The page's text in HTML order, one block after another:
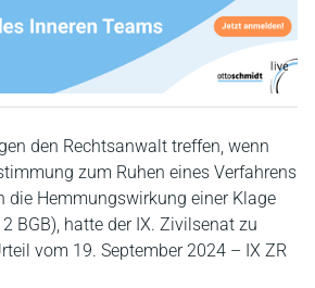
den Rechtsanwalt treffen, wenn
zum Ruhen eines Verfahrens
die Hemmungswirkung einer Klage
BGB), hatte der IX. Zivilsenat zu
vom 19. September 2024 – IX ZR